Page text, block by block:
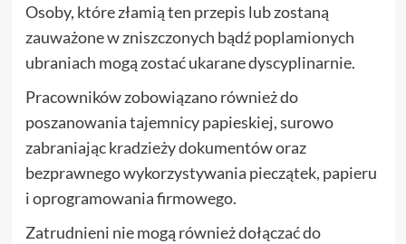
Osoby, które złamią ten przepis lub zostaną
zauważone w zniszczonych bądź poplamionych
ubraniach mogą zostać ukarane dyscyplinarnie.
Pracowników zobowiązano również do
poszanowania tajemnicy papieskiej, surowo
zabraniając kradzieży dokumentów oraz
bezprawnego wykorzystywania pieczątek, papieru
i oprogramowania firmowego.
Zatrudnieni nie mogą również dołączać do